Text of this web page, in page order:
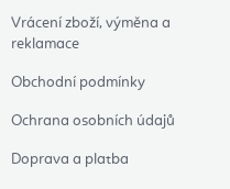
Vrácení zboží, výměna a
reklamace
Obchodní podmínky
Ochrana osobních údajů
Doprava a platba